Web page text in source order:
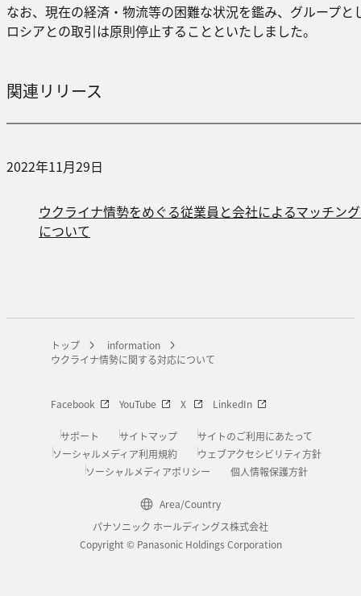
なお、現在の経済・物流等の困難な状況を鑑み、グループと
ロシアとの取引は原則停止することといたしました。
関連リリース
2022年11月29日
ウクライナ情勢をめぐる従業員と会社によるマッチン
について
トップ
information
ウクライナ情勢に関する対応について
Facebook YouTube X LinkedIn
サポート サイトマップ
サイトのご利用にあたって
ソーシャルメディア利用規約
ウェブアクセシビリティ方針
ソーシャルメディアポリシー
個人情報保護方針
Area/Country
パナソニック ホールディングス株式会社
Copyright © Panasonic Holdings Corporation